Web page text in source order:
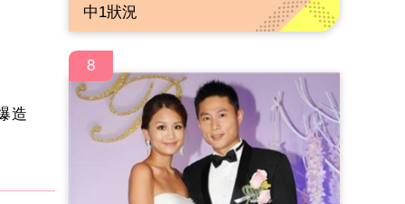
造
中1狀況
8